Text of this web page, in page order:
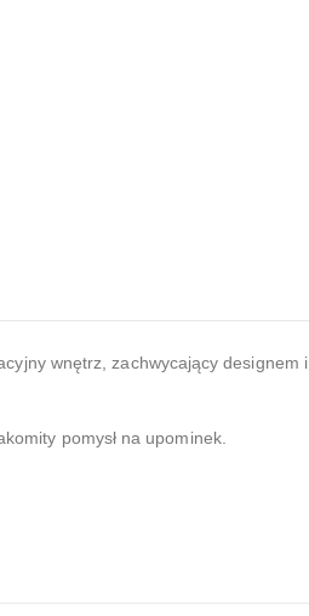
wnętrz, zachwycający designem i
pomysł na upominek.